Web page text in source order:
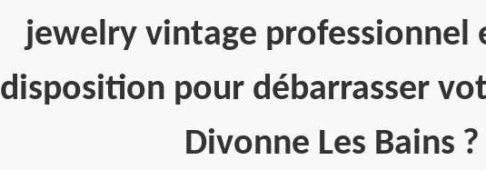
jewelry vintage professionnel
disposition pour débarrasser
Divonne Les Bains ?